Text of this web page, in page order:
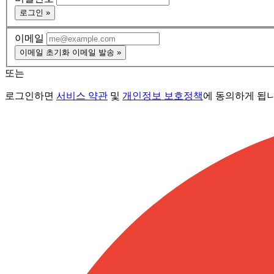
로그인 »
이메일
이메일 초기화 이메일 발송 »
또는
로그인하면 서비스 약관 및 개인정보 보호정책에 동의하게 됩